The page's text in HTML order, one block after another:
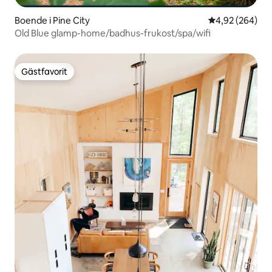
Boende i Pine City 4,92 av 5 i
4,92 (264)
Old Blue glamp-home/badhus-frukost/spa/wifi
Gästfavorit
Gästfavorit